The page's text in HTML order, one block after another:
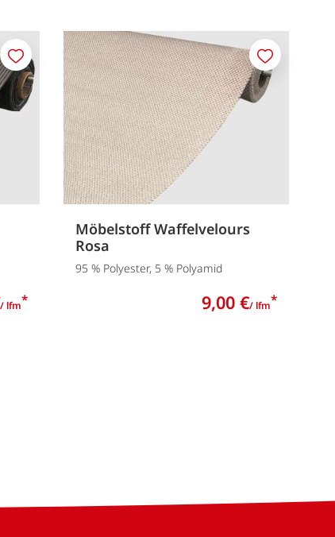
/ lfm*
Merken
Möbelstoff Waffelvelours
Rosa
95 % Polyester, 5 % Polyamid
9,00 €/ lfm*
Merken